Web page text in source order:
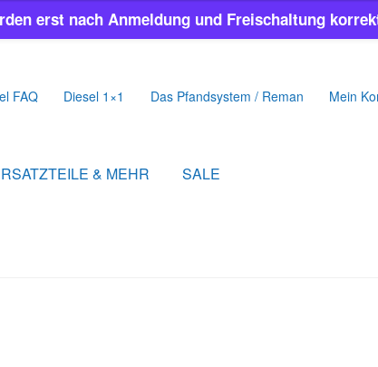
FAQ Diesel 1×1 Das Pfandsystem / Reman Mein
& MEHR SALE
erst nach Anmeldung und Freischaltung